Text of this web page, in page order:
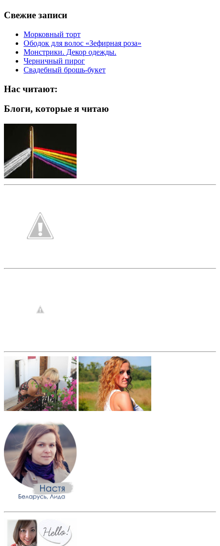
Свежие записи
Морковный торт
Ободок для волос «Зефирная роза»
Монстрики. Декор одежды.
Черничный пирог
Свадебный брошь-букет
Нас читают:
Блоги, которые я читаю